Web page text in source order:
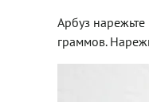
Арбуз
граммов.